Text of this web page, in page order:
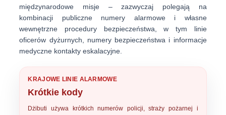
międzynarodowe misje – zazwyczaj polegają na
kombinacji publiczne numery alarmowei własne
wewnętrzne procedury bezpieczeństwa , w tym linie
oficerów dyżurnych, numery bezpieczeństwa i informacje
medyczne kontakty eskalacyjne.
KRAJOWE LINIE ALARMOWE
Krótkie kody
Dżibuti używa krótkich numerów policji, straży pożarnej i